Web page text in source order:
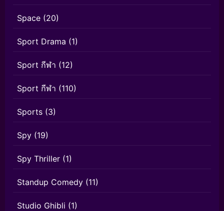
Space (20)
Sport Drama (1)
Sport กีฬา (12)
Sport กีฬา (110)
Sports (3)
Spy (19)
Spy Thriller (1)
Standup Comedy (11)
Studio Ghibli (1)